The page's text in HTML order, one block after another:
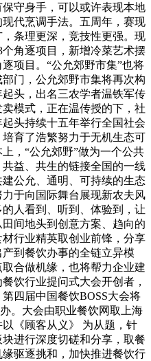
守身手，可以或许表现本地
代烹调手法。五周年，赛现
条理更深，竞技性更强。现
角逐项目，新增冷菜艺术摆
项目。“公允郊野市集”也将
门，公允郊野市集将再次构
头，出名三农学者温铁军传
模式，正在温传授的下，社
头持续十五年举行全国社会
育了浩繁努力于无机生态可
，“公允郊野”做为一个公共
益、共生的链接全国的一线
公允、通明、可持续的生态
于向国际舞台展现新农夫风
人看到、听到、体验到，让
间地头到创意方案、趋向的
行业精英取创业前锋，分享
到餐饮办事的全链立异模
合做机缘，也将帮力企业建
饮行业提问式大会开创者，
四届中国餐饮BOSS大会将
。大会由职业餐饮网取上海
《顾客从义》 为从题，针
进行深度切磋和分享，取餐
驱逐挑和，加快推进餐饮行